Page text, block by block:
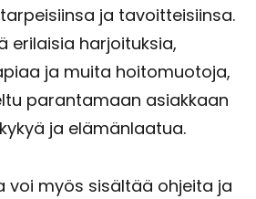
ja tavoitteisiinsa.
erilaisia harjoituksia,
ja muita hoitomuotoja,
parantamaan asiakkaan
ja elämänlaatua.
voi myös sisältää ohjeita ja